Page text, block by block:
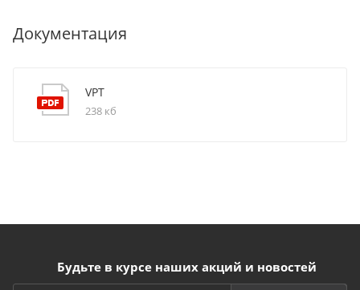
Документация
VPT
238 кб
Будьте в курсе наших акций и новостей